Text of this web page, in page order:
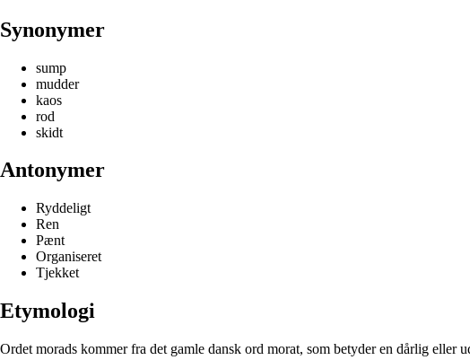
Synonymer
sump
mudder
kaos
rod
skidt
Antonymer
Ryddeligt
Ren
Pænt
Organiseret
Tjekket
Etymologi
Ordet morads kommer fra det gamle dansk ord morat, som betyder en dårlig